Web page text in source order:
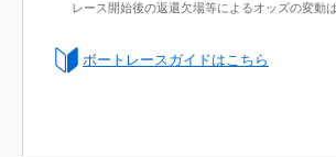
レース開始後の返還欠場等によるオッズの変動
ボートレースガイドはこちら